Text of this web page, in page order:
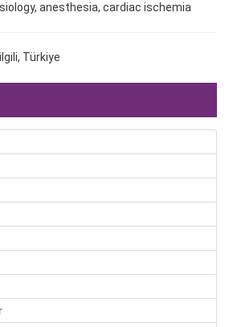
anesthesia, cardiac ischemia
Türkiye